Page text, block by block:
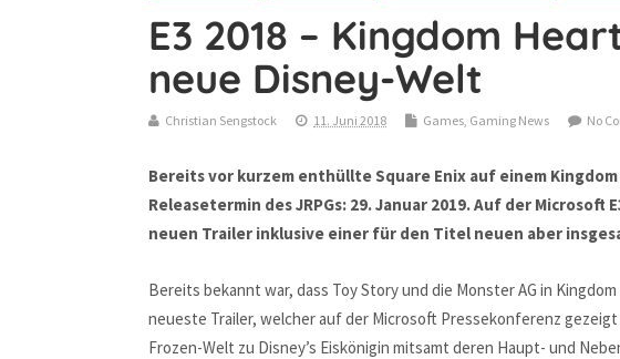
E3 2018 – Kingdom
neue Disney-Welt
Christian Sengstock 11. Juni 2018 Games Gaming News No
Bereits vor kurzem enthüllte Square Enix auf einem
Releasetermin des JRPGs: 29. Januar 2019. Auf der
neuen Trailer inklusive einer für den Titel neuen aber
Bereits bekannt war, dass Toy Story und die Monster AG in
neueste Trailer, welcher auf der Microsoft Pressekonferenz
Frozen-Welt zu Disney’s Eiskönigin mitsamt deren Haupt- und